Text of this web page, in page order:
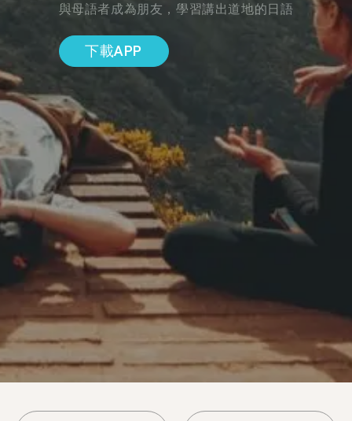
與母語者成為朋友，學習講出道地的日語
下載APP